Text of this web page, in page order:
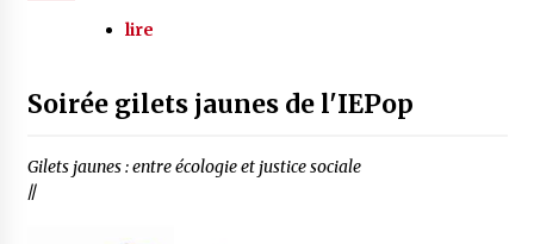
lire
Soirée gilets jaunes de l'IEPop
Gilets jaunes : entre écologie et justice sociale
//